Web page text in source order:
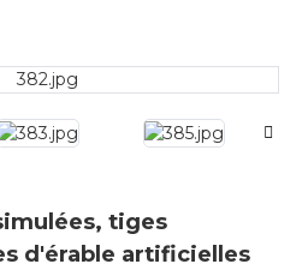
tiges
d'érable artificielles